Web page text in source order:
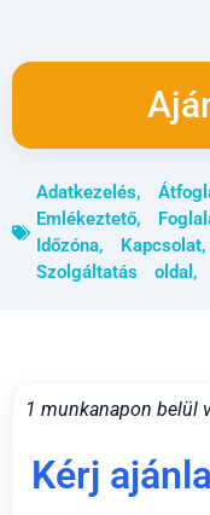
Adatkezelés,
Emlékeztető,
Időzóna, Kapcsolat
Szolgáltatás oldal ,
1 munkanapon belül
Kérj